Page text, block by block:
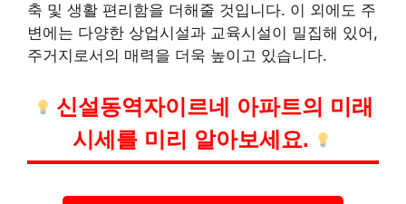
축 및 생활 편리함을 더해줄 것입니다. 이 외에도 주
변에는 다양한 상업시설과 교육시설이 밀집해 있어,
주거지로서의 매력을 더욱 높이고 있습니다.
신설동역자이르네 아파트의 미래
시세를 미리 알아보세요.